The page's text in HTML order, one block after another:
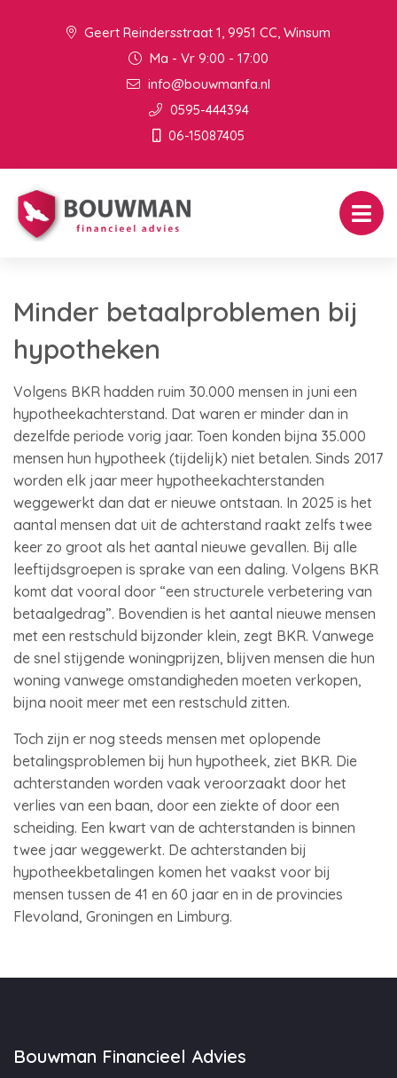
Geert Reindersstraat 1, 9951 CC, Winsum
Ma - Vr 9:00 - 17:00
info@bouwmanfa.nl
0595-444394
06-15087405
Minder betaalproblemen bij
hypotheken
Volgens BKR hadden ruim 30.000 mensen in juni een
hypotheekachterstand. Dat waren er minder dan in
dezelfde periode vorig jaar. Toen konden bijna 35.000
mensen hun hypotheek (tijdelijk) niet betalen. Sinds 2017
worden elk jaar meer hypotheekachterstanden
weggewerkt dan dat er nieuwe ontstaan. In 2025 is het
aantal mensen dat uit de achterstand raakt zelfs twee
keer zo groot als het aantal nieuwe gevallen. Bij alle
leeftijdsgroepen is sprake van een daling. Volgens BKR
komt dat vooral door “een structurele verbetering van
betaalgedrag”. Bovendien is het aantal nieuwe mensen
met een restschuld bijzonder klein, zegt BKR. Vanwege
de snel stijgende woningprijzen, blijven mensen die hun
woning vanwege omstandigheden moeten verkopen,
bijna nooit meer met een restschuld zitten.
Toch zijn er nog steeds mensen met oplopende
betalingsproblemen bij hun hypotheek, ziet BKR. Die
achterstanden worden vaak veroorzaakt door het
verlies van een baan, door een ziekte of door een
scheiding. Een kwart van de achterstanden is binnen
twee jaar weggewerkt. De achterstanden bij
hypotheekbetalingen komen het vaakst voor bij
mensen tussen de 41 en 60 jaar en in de provincies
Flevoland, Groningen en Limburg.
Bouwman Financieel Advies